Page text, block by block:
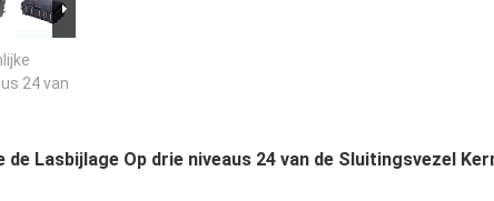
24 van
de Lasbijlage Op drie niveaus 24 van de Sluitingsvezel